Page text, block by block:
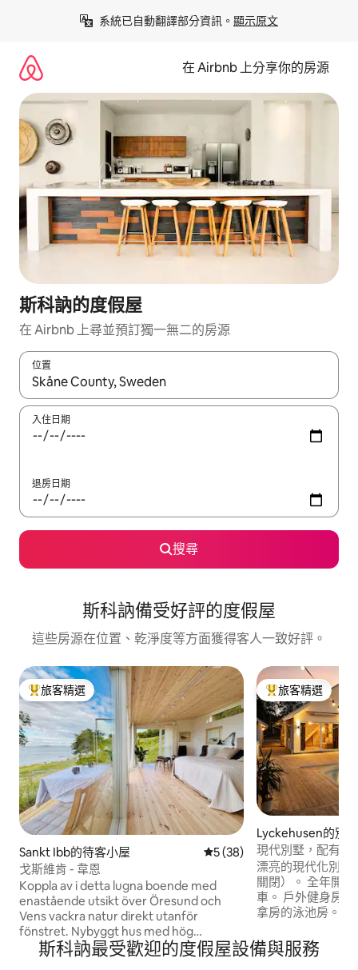
系統已自動翻譯部分資訊。 顯示原文
在 Airbnb 上分享你的房源
斯科訥的度假屋
在 Airbnb 上尋並預訂獨一無二的房源
位置
如有搜尋結果，瀏覽內容時請使用上下箭頭，或輕點、滑動裝置。
入住日期
退房日期
搜尋
斯科訥備受好評的度假屋
這些房源在位置、乾淨度等方面獲得客人一致好評。
旅客精選榜首
旅客精選
Sankt Ibb的待客小屋 從 38 則評價中獲得 5 的平
5 (38)
戈斯維肯 - 韋恩
Koppla av i detta lugna boende med
enastående utsikt över Öresund och
Vens vackra natur direkt utanför
fönstret. Nybyggt hus med hög
standard. Njut av ett morgondopp vid
den egna bryggan och kaffe i
旅客精選榜首
旅客精選
Lyckehusen的別
現代別墅，配有泳
棟房屋桑拿房
漂亮的現代化別墅
關閉）。 全年開
車。 戶外健身房
拿房的泳池房。樓
賞泳池景觀的雙人
分沙發牀和Loft 105公分
斯科訥最受歡迎的度假屋設備與服務